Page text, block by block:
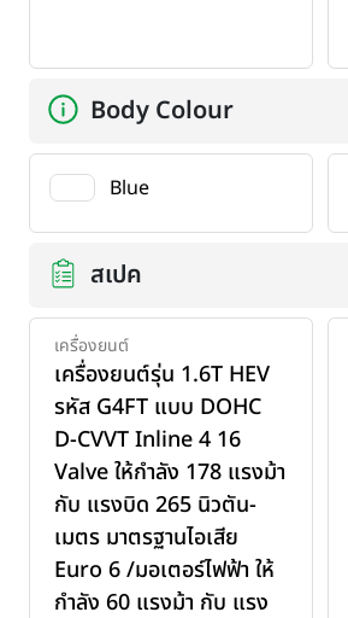
Body Colour
Blue
สเปค
เครื่องยนต์
เครื่องยนต์รุ่น 1.6T HEV
รหัส G4FT แบบ DOHC
D-CVVT Inline 4 16
Valve ให้กำลัง 178 แรงม้า
กับ แรงบิด 265 นิวตัน-
เมตร มาตรฐานไอเสีย
Euro 6 /มอเตอร์ไฟฟ้า ให้
กำลัง 60 แรงม้า กับ แรง